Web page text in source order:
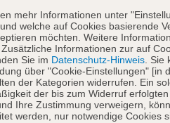
mehr Informationen unter
welche auf Cookies basierende
möchten. Weitere
. Zusätzliche Informationen zur auf
Sie im Datenschutz-Hinweis .
über "Cookie-Einstellungen" [in
der Kategorien widerrufen. Ein
der bis zum Widerruf
Ihre Zustimmung verweigern,
werden, nur notwendige Cookies